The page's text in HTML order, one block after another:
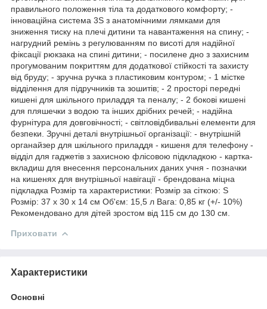
правильного положення тіла та додаткового комфорту; -
інноваційна система 3S з анатомічними лямками для
зниження тиску на плечі дитини та навантаження на спину; -
нагрудний ремінь з регулюванням по висоті для надійної
фіксації рюкзака на спині дитини; - посилене дно з захисним
прогумованим покриттям для додаткової стійкості та захисту
від бруду; - зручна ручка з пластиковим контуром; - 1 містке
відділення для підручників та зошитів; - 2 просторі передні
кишені для шкільного приладдя та пеналу; - 2 бокові кишені
для пляшечки з водою та інших дрібних речей; - надійна
фурнітура для довговічності; - світловідбивальні елементи для
безпеки. Зручні деталі внутрішньої організації: - внутрішній
органайзер для шкільного приладдя - кишеня для телефону -
відділ для гаджетів з захисною флісовою підкладкою - картка-
вкладиш для внесення персональних даних учня - позначки
на кишенях для внутрішньої навігації - брендована міцна
підкладка Розмір та характеристики: Розмір за сіткою: S
Розмір: 37 х 30 х 14 см Об'єм: 15,5 л Вага: 0,85 кг (+/- 10%)
Рекомендовано для дітей зростом від 115 см до 130 см.
Приховати
Характеристики
Основні